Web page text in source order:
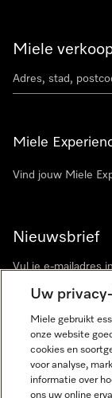
Miele
Miele
Vind jouw Miele
Nieuwsbrief
Miele op Instagram
Miele op
Uw
Miele gebruikt
onze website
cookies en
voor analyse,
informatie over
ons uw online